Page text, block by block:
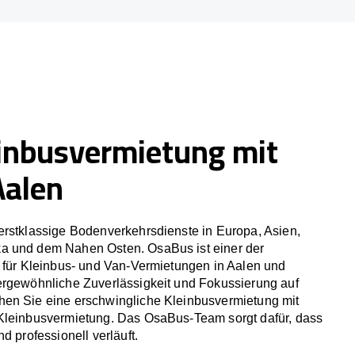
mit
Bodenverkehrsdienste in Europa, Asien,
und dem Nahen Osten. OsaBus ist einer der
Kleinbus- und Van-Vermietungen in Aalen und
Zuverlässigkeit und Fokussierung auf
Sie eine erschwingliche Kleinbusvermietung mit
Das OsaBus-Team sorgt dafür, dass
professionell verläuft.